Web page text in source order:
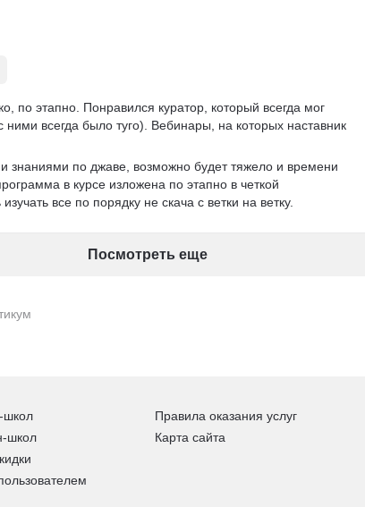
по этапно. Понравился куратор, который всегда мог
всегда было туго). Вебинары, на которых наставник
знаниями по джаве, возможно будет тяжело и времени
в курсе изложена по этапно в четкой
все по порядку не скача с ветки на ветку.
Посмотреть еще
школ
школ
Правила оказания услуг
Карта сайта